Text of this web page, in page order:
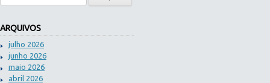
ARQUIVOS
julho 2026
junho 2026
maio 2026
abril 2026